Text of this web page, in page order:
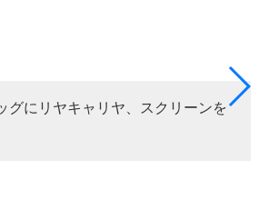
グにリヤキャリヤ、スクリーンを